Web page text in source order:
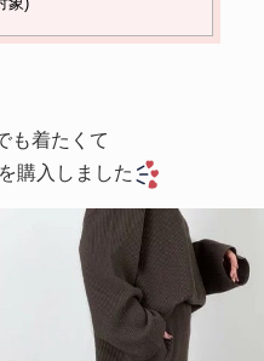
も着たくて
購入しました